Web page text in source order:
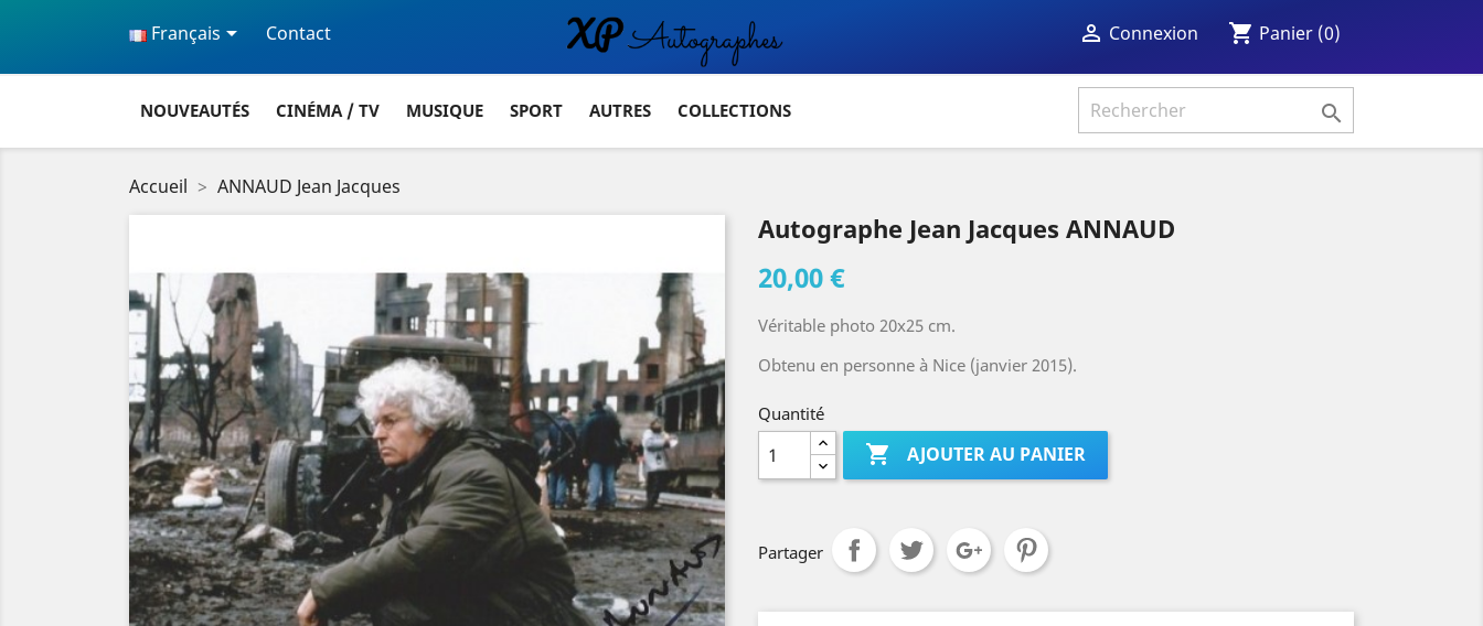
Français Contact  Connexion shopping_cart Panier (0)
NOUVEAUTÉS CINÉMA / TV MUSIQUE SPORT AUTRES COLLECTIONS 
Accueil ANNAUD Jean Jacques
Autographe Jean Jacques ANNAUD
20,00 €
Véritable photo 20x25 cm.
Obtenu en personne à Nice (janvier 2015).
Quantité
 AJOUTER AU PANIER
Partager